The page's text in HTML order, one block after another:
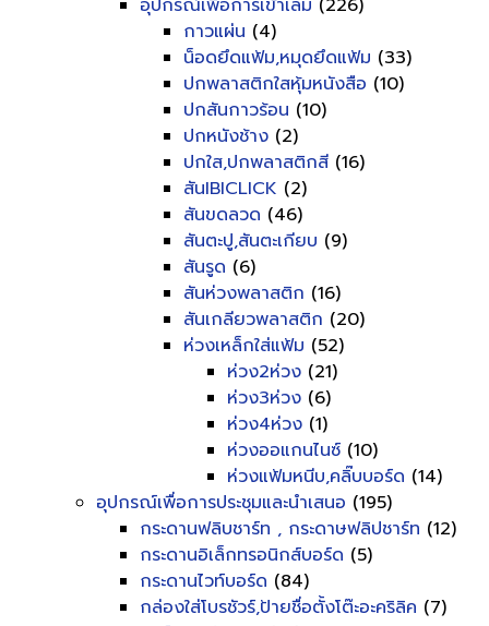
อุปกรณ์เพื่อการเข้าเล่ม (226)
กาวแผ่น (4)
น็อดยึดแฟ้ม,หมุดยึดแฟ้ม (33)
ปกพลาสติกใสหุ้มหนังสือ (10)
ปกสันกาวร้อน (10)
ปกหนังช้าง (2)
ปกใส,ปกพลาสติกสี (16)
สันIBICLICK (2)
สันขดลวด (46)
สันตะปู,สันตะเกียบ (9)
สันรูด (6)
สันห่วงพลาสติก (16)
สันเกลียวพลาสติก (20)
ห่วงเหล็กใส่แฟ้ม (52)
ห่วง2ห่วง (21)
ห่วง3ห่วง (6)
ห่วง4ห่วง (1)
ห่วงออแกนไนซ์ (10)
ห่วงแฟ้มหนีบ,คลิ๊บบอร์ด (14)
อุปกรณ์เพื่อการประชุมและนำเสนอ (195)
กระดานฟลิบชาร์ท , กระดาษฟลิปชาร์ท (12)
กระดานอิเล็กทรอนิกส์บอร์ด (5)
กระดานไวท์บอร์ด (84)
กล่องใส่โบรชัวร์,ป้ายชื่อตั้งโต๊ะอะคริลิค (7)